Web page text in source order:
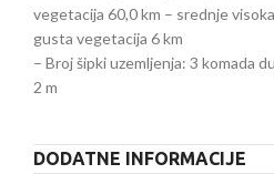
vegetacija 60,0 km – srednje
gusta vegetacija 6 km
– Broj šipki uzemljenja: 3 komada
2 m
DODATNE INFORMACIJE